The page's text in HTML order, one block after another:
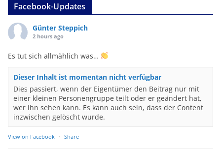
Facebook-Updates
Günter Steppich
2 hours ago
Es tut sich allmählich was…
Dieser Inhalt ist momentan nicht verfügbar
Dies passiert, wenn der Eigentümer den Beitrag nur mit
einer kleinen Personengruppe teilt oder er geändert hat,
wer ihn sehen kann. Es kann auch sein, dass der Content
inzwischen gelöscht wurde.
View on Facebook · Share